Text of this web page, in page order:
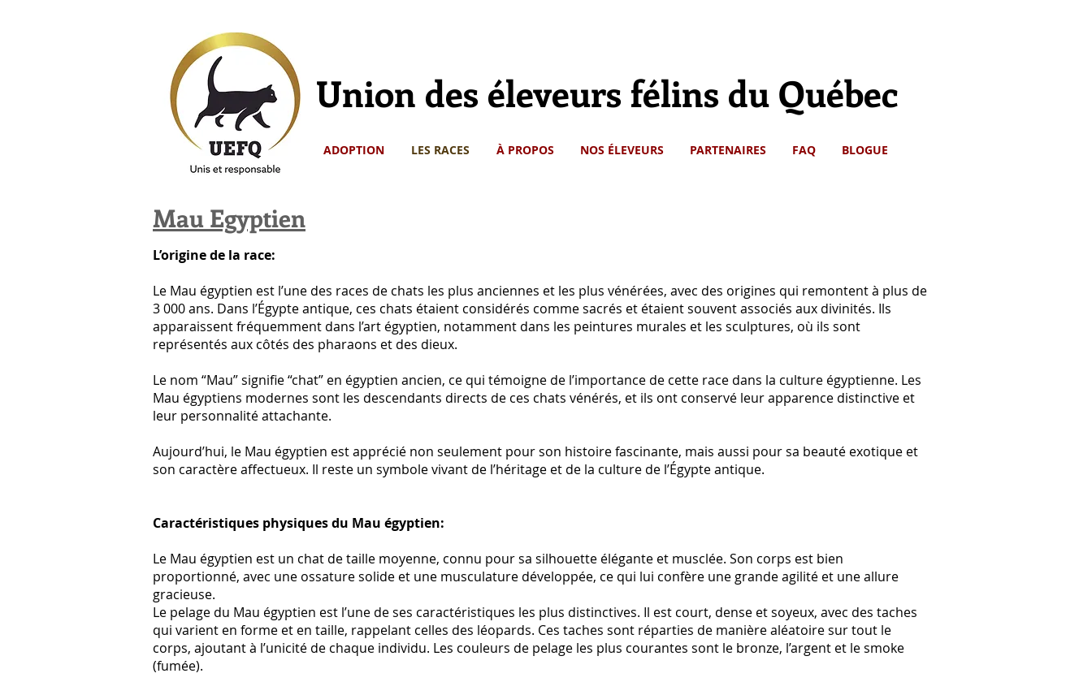
Union des éleveurs félins du Québec
ADOPTION LES RACES À PROPOS NOS ÉLEVEURS PARTENAIRES FAQ BLOGUE
Mau Egyptien
L’origine de la race:
Le Mau égyptien est l’une des races de chats les plus anciennes et les plus vénérées, avec des origines qui remontent à plus de
3 000 ans. Dans l’Égypte antique, ces chats étaient considérés comme sacrés et étaient souvent associés aux divinités. Ils
apparaissent fréquemment dans l’art égyptien, notamment dans les peintures murales et les sculptures, où ils sont
représentés aux côtés des pharaons et des dieux.
Le nom “Mau” signifie “chat” en égyptien ancien, ce qui témoigne de l’importance de cette race dans la culture égyptienne. Les
Mau égyptiens modernes sont les descendants directs de ces chats vénérés, et ils ont conservé leur apparence distinctive et
leur personnalité attachante.
Aujourd’hui, le Mau égyptien est apprécié non seulement pour son histoire fascinante, mais aussi pour sa beauté exotique et
son caractère affectueux. Il reste un symbole vivant de l’héritage et de la culture de l’Égypte antique.
Caractéristiques physiques du Mau égyptien:
Le Mau égyptien est un chat de taille moyenne, connu pour sa silhouette élégante et musclée. Son corps est bien
proportionné, avec une ossature solide et une musculature développée, ce qui lui confère une grande agilité et une allure
gracieuse.
Le pelage du Mau égyptien est l’une de ses caractéristiques les plus distinctives. Il est court, dense et soyeux, avec des taches
qui varient en forme et en taille, rappelant celles des léopards. Ces taches sont réparties de manière aléatoire sur tout le
corps, ajoutant à l’unicité de chaque individu. Les couleurs de pelage les plus courantes sont le bronze, l’argent et le smoke
(fumée).